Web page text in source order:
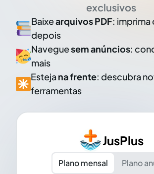
exclusivos
Baixearquivos PDF: imprima
depois
Naveguesem anúncios:
mais
Esteja na frente: descubra
ferramentas
JusPlus
Plano mensal
Plano